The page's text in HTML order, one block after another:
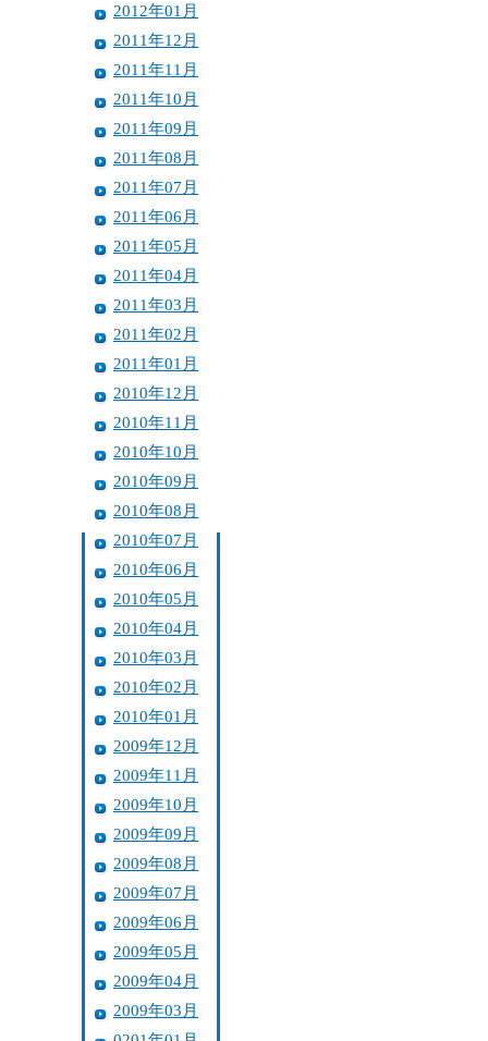
2012年01月
2011年12月
2011年11月
2011年10月
2011年09月
2011年08月
2011年07月
2011年06月
2011年05月
2011年04月
2011年03月
2011年02月
2011年01月
2010年12月
2010年11月
2010年10月
2010年09月
2010年08月
2010年07月
2010年06月
2010年05月
2010年04月
2010年03月
2010年02月
2010年01月
2009年12月
2009年11月
2009年10月
2009年09月
2009年08月
2009年07月
2009年06月
2009年05月
2009年04月
2009年03月